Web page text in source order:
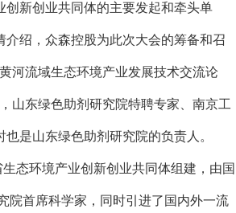
新创业共同体的主要发起和牵头单
绍，众森控股为此次大会的筹备和召
河流域生态环境产业发展技术交流论
山东绿色助剂研究院特聘专家、南京工
是山东绿色助剂研究院的负责人。
态环境产业创新创业共同体组建，由国
院首席科学家，同时引进了国内外一流